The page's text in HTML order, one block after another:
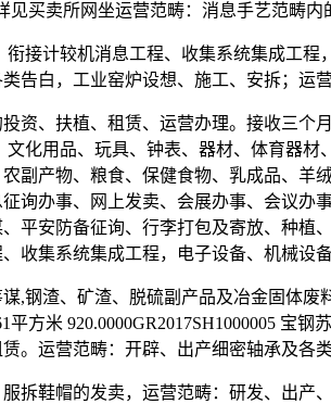
见买卖所网坐运营范畴：消息手艺范畴
计较机消息工程、收集系统集成工程
告白，工业窑炉设想、施工、安拆；运
、扶植、租赁、运营办理。接收三个
化用品、玩具、钟表、器材、体育器
副产物、粮食、保健食物、乳成品、
询办事、网上发卖、会展办事、会议
平安防备征询、行李打包及寄放、种
收集系统集成工程，电子设备、机械设
渣、矿渣、脱硫副产品及冶金固体废
方米 920.0000GR2017SH1000005 宝
。运营范畴：开辟、出产细密轴承及各
鞋帽的发卖，运营范畴：研发、出产